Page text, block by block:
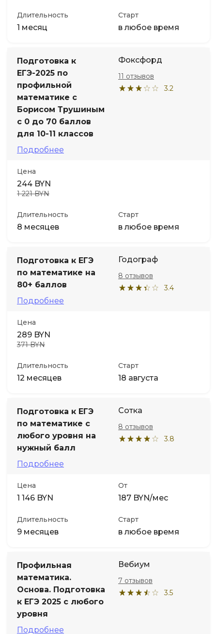
Длительность
1 месяц
Старт
в любое время
Подготовка к
ЕГЭ-2025 по
профильной
математике с
Борисом Трушиным
с 0 до 70 баллов
для 10-11 классов
Подробнее
Фоксфорд
3.2
11 отзывов
Цена
244 BYN
1 221 BYN
Длительность
8 месяцев
Старт
в любое время
Подготовка к ЕГЭ
по математике на
80+ баллов
Подробнее
Годограф
3.4
8 отзывов
Цена
289 BYN
371 BYN
Длительность
12 месяцев
Старт
18 августа
Подготовка к ЕГЭ
по математике с
любого уровня на
нужный балл
Подробнее
Сотка
3.8
8 отзывов
Цена
1 146 BYN
От
187 BYN/мес
Длительность
9 месяцев
Старт
в любое время
Профильная
математика.
Основа. Подготовка
к ЕГЭ 2025 с любого
уровня
Подробнее
Вебиум
3.5
7 отзывов